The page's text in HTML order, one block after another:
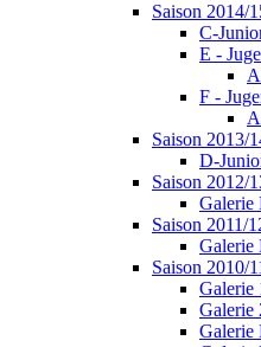
Saison 2014/
C-
E -
F -
Saison 2013/
D-
Saison 2012/
Galerie
Saison 2011/
Galerie
Saison 2010/
Galerie
Galerie
Galerie